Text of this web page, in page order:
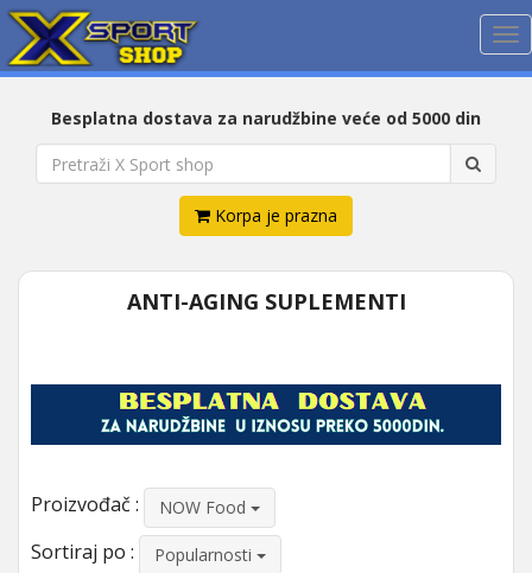
Besplatna dostava za narudžbine veće od 5000 din
Korpa je prazna
ANTI-AGING SUPLEMENTI
Proizvođač : NOW Food
Sortiraj po : Popularnosti